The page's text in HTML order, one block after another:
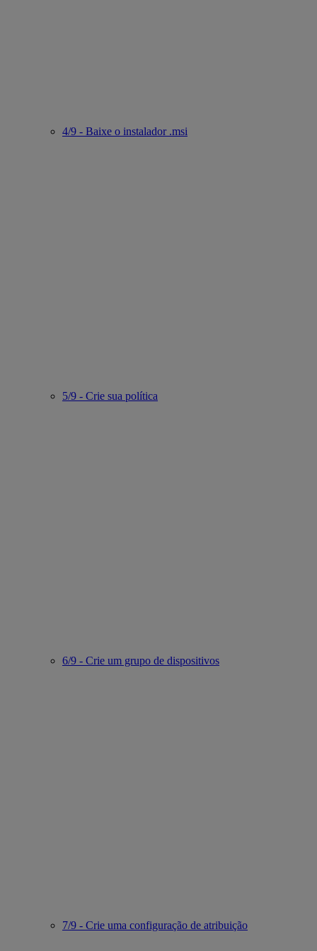
4/9 - Baixe o instalador .msi
5/9 - Crie sua política
6/9 - Crie um grupo de dispositivos
7/9 - Crie uma configuração de atribuição